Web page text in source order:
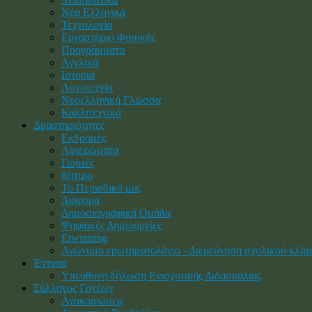
Νέα Ελληνικά
Τεχνολογία
Εργαστήριο Φυσικής
Προγράμματα
Αγγλικά
Ιστορία
Λογοτεχνία
Νεοελληνική Γλώσσα
Καλλιτεχνικά
Δραστηριότητες
Εκδρομές
Αφιερώματα
Γιορτές
θέατρο
Το Περιοδικό μας
Διάφορα
Δημοσιογραφική Ομάδα
Ψηφιακές Δημιουργίες
Etwinning
Ανώνυμο ερωτηματολόγιο - Διερεύνηση σχολικού
Έντυπα
Υπεύθυνη δήλωση Ενισχυτικής Διδασκαλίας
Σύλλογος Γονέων
Ανακοινώσεις